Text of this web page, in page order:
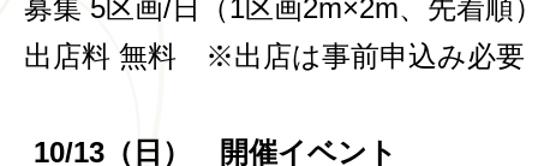
募集 5区画/日（1区画2m×2m、先着順
出店料 無料 ※出店は事前申込み必要
10/13 （日） 開催イベント